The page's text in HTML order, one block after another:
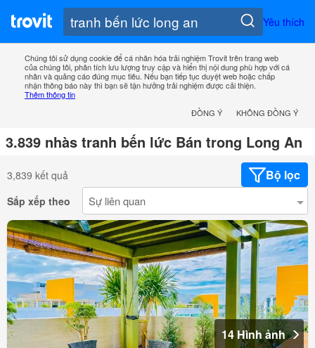
Yêu thích
Chúng tôi sử dụng cookie để cá nhân hóa trải nghiệm Trovit trên trang web
của chúng tôi, phân tích lưu lượng truy cập và hiển thị nội dung phù hợp với cá
nhân và quảng cáo đúng mục tiêu. Nếu bạn tiếp tục duyệt web hoặc chấp
nhận thông báo này thì bạn sẽ tận hưởng trải nghiệm được cải thiện.
Thêm thông tin
ĐỒNG Ý
KHÔNG ĐỒNG Ý
3.839 nhàs tranh bến lức Bán trong Long An
3,839 kết quả Bộ lọc
Sắp xếp theo
14 Hình ảnh